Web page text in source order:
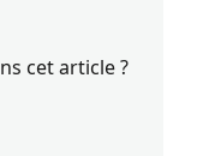
cet article ?